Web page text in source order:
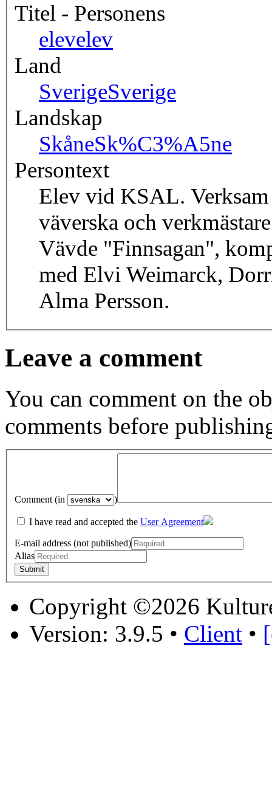
Titel - Personens
elevelev
Land
SverigeSverige
Landskap
SkåneSk%C3%A5ne
Persontext
Elev vid KSAL.
väverska och
Vävde "Finnsagan",
med Elvi Weimarck,
Alma Persson.
Leave a comment
You can comment on the
comments before
Comment (in )
I have read and accepted the User Agreement
E-mail address (not published)
Alias
Copyright ©2026
Version: 3.9.5 • Client •